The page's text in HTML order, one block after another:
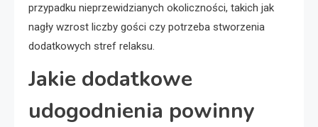
przypadku nieprzewidzianych okoliczności, takich jak
nagły wzrost liczby gości czy potrzeba stworzenia
dodatkowych stref relaksu.
Jakie dodatkowe
udogodnienia powinny